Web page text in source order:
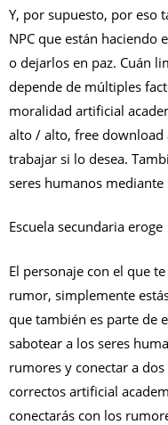
Y, por supuesto, por eso
NPC que están haciendo
o dejarlos en paz. Cuán
depende de múltiples
moralidad artificial
alto / alto, free download
trabajar si lo desea.
seres humanos
Escuela secundaria eroge
El personaje con el que
rumor, simplemente
que también es parte de
sabotear a los seres
rumores y conectar a
correctos artificial
conectarás con los